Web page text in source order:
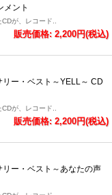
メント
が、レコード..
販売価格: 2,200円(税込)
ー・ベスト～YELL～ CD
が、レコード..
販売価格: 2,200円(税込)
ー・ベスト～あなたの声